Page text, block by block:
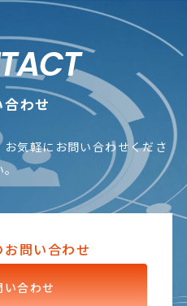
わせ
気軽にお問い合わせくださ
。
問い合わせ
い合わせ